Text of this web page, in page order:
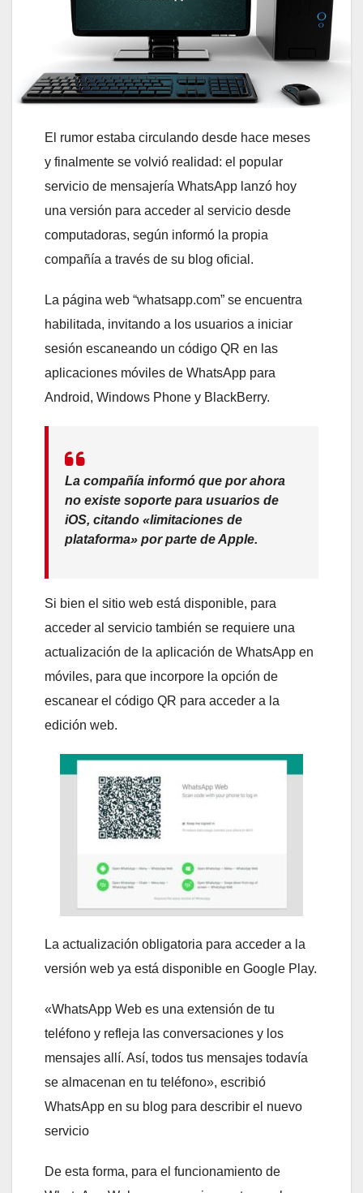
El rumor estaba circulando desde hace meses
y finalmente se volvió realidad: el popular
servicio de mensajería WhatsApp lanzó hoy
una versión para acceder al servicio desde
computadoras, según informó la propia
compañía a través de su blog oficial.
La página web “whatsapp.com” se encuentra
habilitada, invitando a los usuarios a iniciar
sesión escaneando un código QR en las
aplicaciones móviles de WhatsApp para
Android, Windows Phone y BlackBerry.
La compañía informó que por ahora
no existe soporte para usuarios de
iOS, citando «limitaciones de
plataforma» por parte de Apple.
Si bien el sitio web está disponible, para
acceder al servicio también se requiere una
actualización de la aplicación de WhatsApp en
móviles, para que incorpore la opción de
escanear el código QR para acceder a la
edición web.
La actualización obligatoria para acceder a la
versión web ya está disponible en Google Play.
«WhatsApp Web es una extensión de tu
teléfono y refleja las conversaciones y los
mensajes allí. Así, todos tus mensajes todavía
se almacenan en tu teléfono», escribió
WhatsApp en su blog para describir el nuevo
servicio
De esta forma, para el funcionamiento de